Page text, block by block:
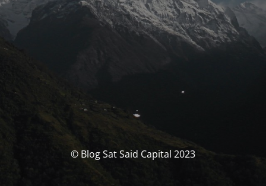
© Blog Sat Said Capital 2023